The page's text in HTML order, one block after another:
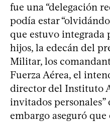
fue una “delegación
podía estar
que estuvo integrada
hijos, la edecán del
Militar, los
Fuerza Aérea, el
director del Instituto
invitados personales”
embargo aseguró